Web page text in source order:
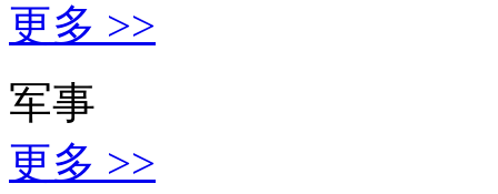
更多 >>
军事
更多 >>